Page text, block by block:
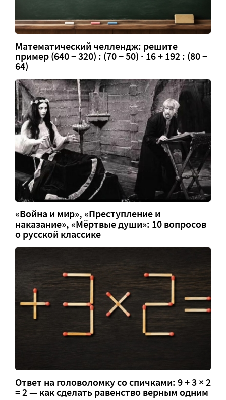
Математический челлендж: решите
пример (640 − 320) : (70 − 50) · 16 + 192 : (80 −
64)
«Война и мир», «Преступление и
наказание», «Мёртвые души»: 10 вопросов
о русской классике
Ответ на головоломку со спичками: 9 + 3 × 2
= 2 — как сделать равенство верным одним